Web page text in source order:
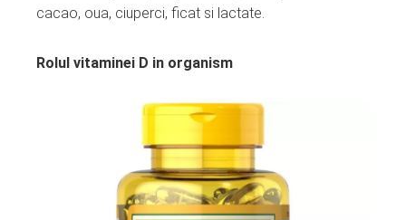
cacao, oua, ciuperci, ficat si lactate.
Rolul vitaminei D in organism